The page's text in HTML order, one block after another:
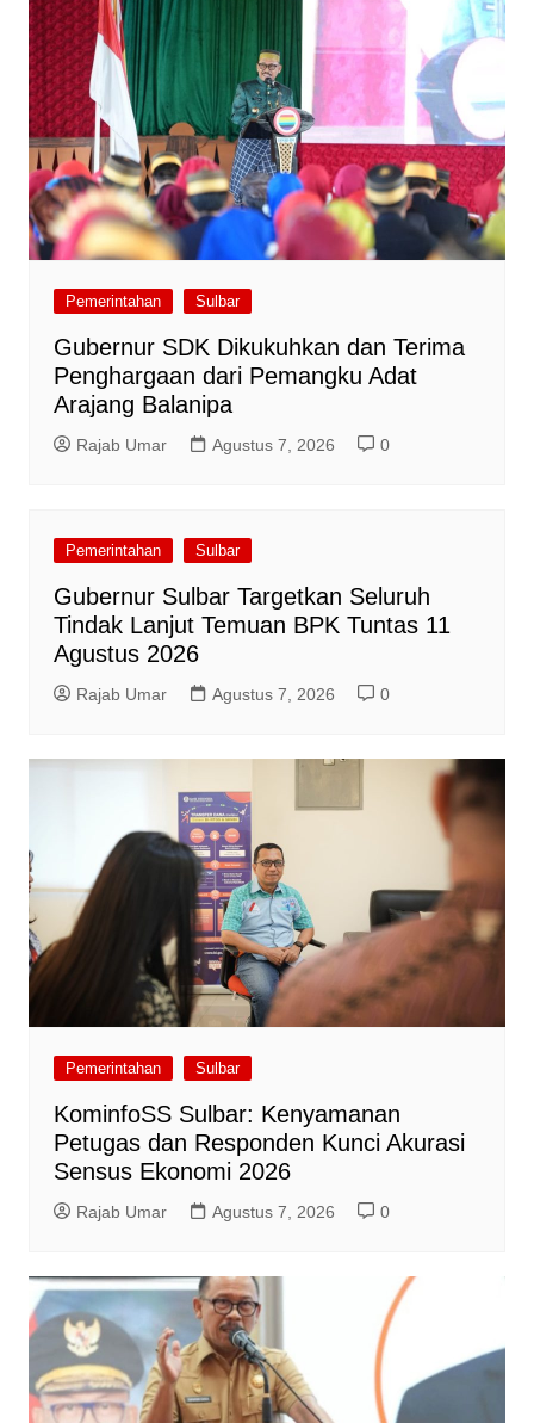
Pemerintahan Sulbar
Gubernur SDK Dikukuhkan dan Terima
Penghargaan dari Pemangku Adat
Arajang Balanipa
Rajab Umar Agustus 7, 2026 0
Pemerintahan Sulbar
Gubernur Sulbar Targetkan Seluruh
Tindak Lanjut Temuan BPK Tuntas 11
Agustus 2026
Rajab Umar Agustus 7, 2026 0
Pemerintahan Sulbar
KominfoSS Sulbar: Kenyamanan
Petugas dan Responden Kunci Akurasi
Sensus Ekonomi 2026
Rajab Umar Agustus 7, 2026 0